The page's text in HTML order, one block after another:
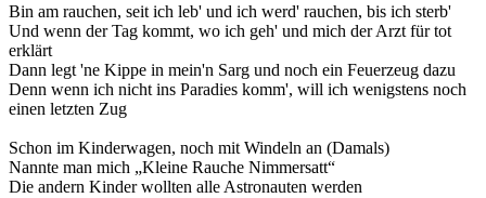
Bin am rauchen, seit ich leb' und ich werd' rauchen, bis ich sterb'
Und wenn der Tag kommt, wo ich geh' und mich der Arzt für tot
erklärt
Dann legt 'ne Kippe in mein'n Sarg und noch ein Feuerzeug dazu
Denn wenn ich nicht ins Paradies komm', will ich wenigstens noch
einen letzten Zug
Schon im Kinderwagen, noch mit Windeln an (Damals)
Nannte man mich „Kleine Rauche Nimmersatt“
Die andern Kinder wollten alle Astronauten werden